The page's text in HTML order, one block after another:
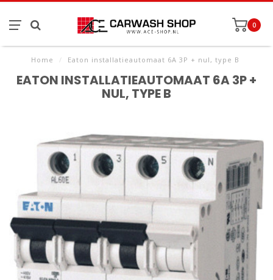
0
Home / Eaton installatieautomaat 6A 3P + nul, type B
EATON INSTALLATIEAUTOMAAT 6A 3P +
NUL, TYPE B